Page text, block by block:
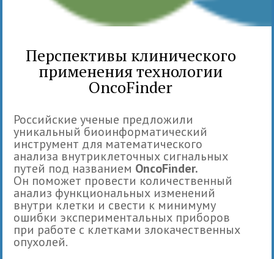
Перспективы клинического
применения технологии
OncoFinder
Российские ученые предложили
уникальный биоинформатический
инструмент для математического
анализа внутриклеточных сигнальных
путей под названием OncoFinder.
Он поможет провести количественный
анализ функциональных изменений
внутри клетки и свести к минимуму
ошибки экспериментальных приборов
при работе с клетками злокачественных
опухолей.